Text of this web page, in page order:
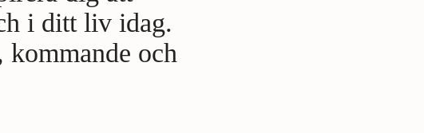
i ditt liv idag.
och